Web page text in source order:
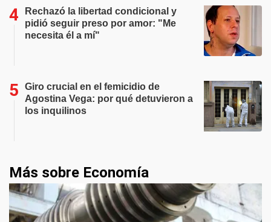
Rechazó la libertad condicional y
pidió seguir preso por amor: "Me
necesita él a mí"
Giro crucial en el femicidio de
Agostina Vega: por qué detuvieron a
los inquilinos
Más sobre Economía